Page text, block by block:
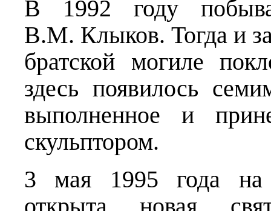
В 1992 году
В.М. Клыков. Тогда и
братской могиле
здесь появилось
выполненное и
скульптором.
3 мая 1995 года на